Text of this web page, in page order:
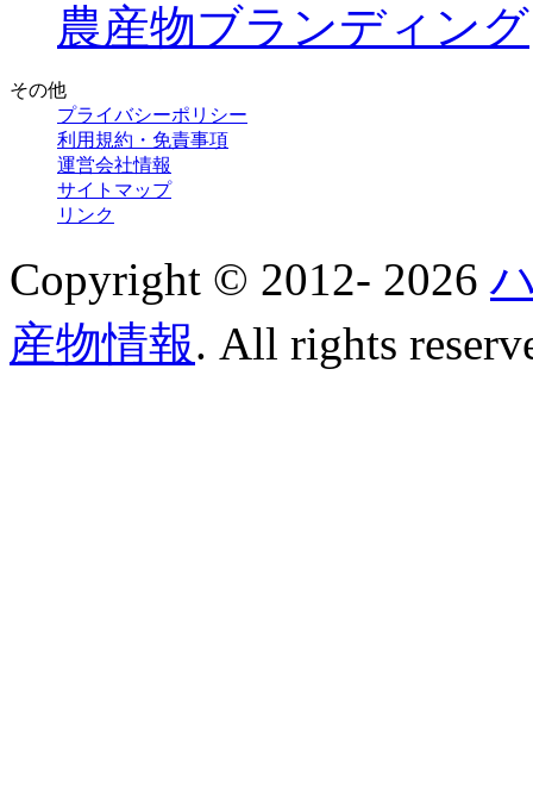
農産物ブランディング
その他
プライバシーポリシー
利用規約・免責事項
運営会社情報
サイトマップ
リンク
Copyright © 2012- 2026
産物情報. All rights